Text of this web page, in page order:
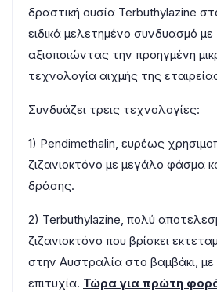
δραστική ουσία Terbuthylazine
ειδικά μελετημένο συνδυασμό
αξιοποιώντας την προηγμένη
τεχνολογία αιχμής της
Συνδυάζει τρεις τεχνολογίες:
1) Pendimethalin, ευρέως
ζιζανιοκτόνο με μεγάλο φάσμα
δράσης.
2) Terbuthylazine, πολύ
ζιζανιοκτόνο που βρίσκει
στην Αυστραλία στο βαμβάκι,
επιτυχία. Τώρα για πρώτη